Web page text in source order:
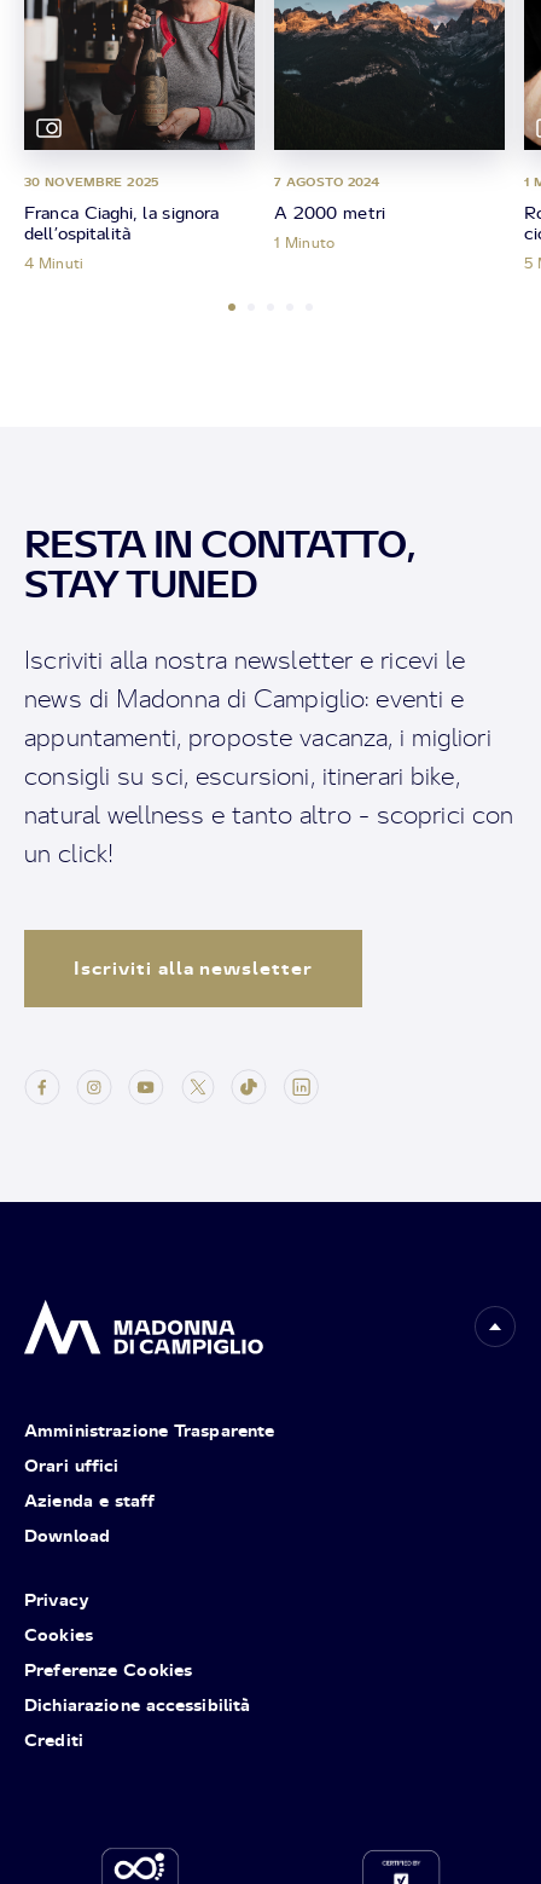
30 NOVEMBRE 2025
Franca Ciaghi, la signora
dell’ospitalità
4 Minuti
7 AGOSTO 2024
A 2000 metri
1 Minuto
1
5
RESTA IN CONTATTO,
STAY TUNED
Iscriviti alla nostra newsletter e ricevi le
news di Madonna di Campiglio: eventi e
appuntamenti, proposte vacanza, i migliori
consigli su sci, escursioni, itinerari bike,
natural wellness e tanto altro - scoprici con
un click!
Iscriviti alla newsletter
Amministrazione Trasparente
Orari uffici
Azienda e staff
Download
Privacy
Cookies
Preferenze Cookies
Dichiarazione accessibilità
Crediti